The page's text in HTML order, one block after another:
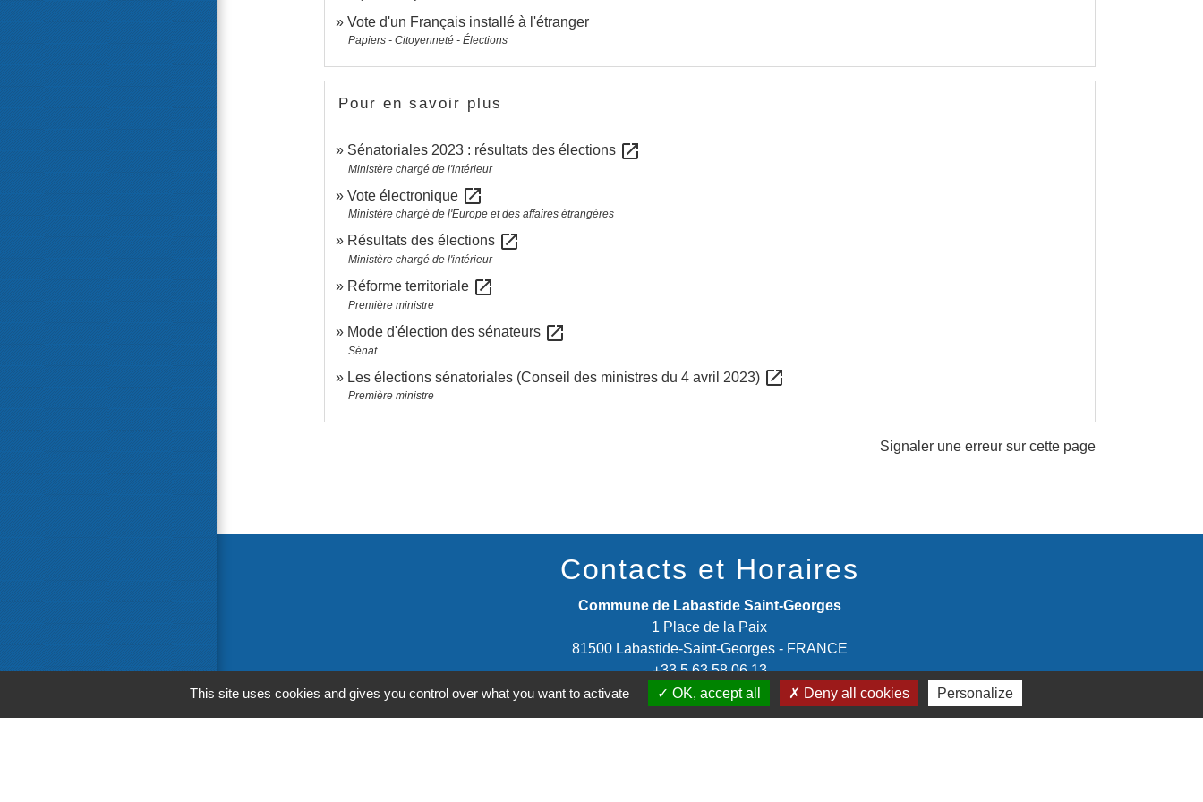
Vote d'un Français installé à l'étranger
Papiers - Citoyenneté - Élections
Pour en savoir plus
Sénatoriales 2023 : résultats des élections open_in_new
Ministère chargé de l'intérieur
Vote électronique open_in_new
Ministère chargé de l'Europe et des affaires étrangères
Résultats des élections open_in_new
Ministère chargé de l'intérieur
Réforme territoriale open_in_new
Première ministre
Mode d'élection des sénateurs open_in_new
Sénat
Les élections sénatoriales (Conseil des ministres du 4 avril 2023) open_in_new
Première ministre
Signaler une erreur sur cette page
Contacts et Horaires
Commune de Labastide Saint-Georges
1 Place de la Paix
81500 Labastide-Saint-Georges - FRANCE
+33 5 63 58 06 13
Contact par formulaire
This site uses cookies and gives you control over what you want to activate OK, accept all Deny all cookies Personalize